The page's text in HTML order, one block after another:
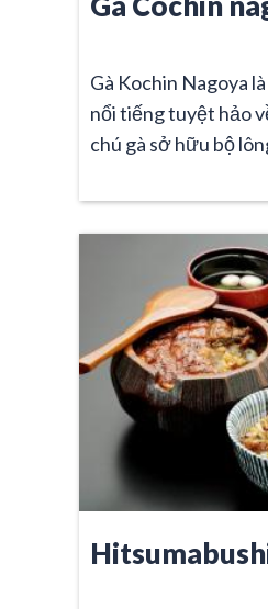
Gà Kochin Nagoya
nổi tiếng tuyệt hảo
chú gà sở hữu bộ